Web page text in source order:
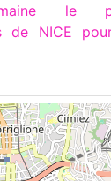
le
de NICE